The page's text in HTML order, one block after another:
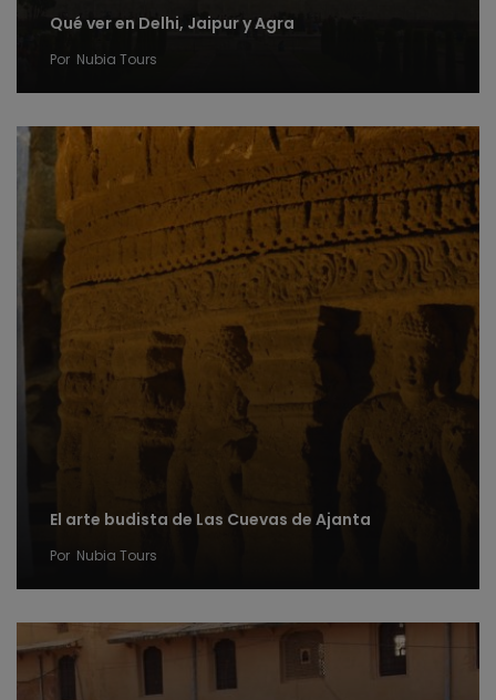
Qué ver en Delhi, Jaipur y Agra
Por Nubia Tours
El arte budista de Las Cuevas de Ajanta
Por Nubia Tours